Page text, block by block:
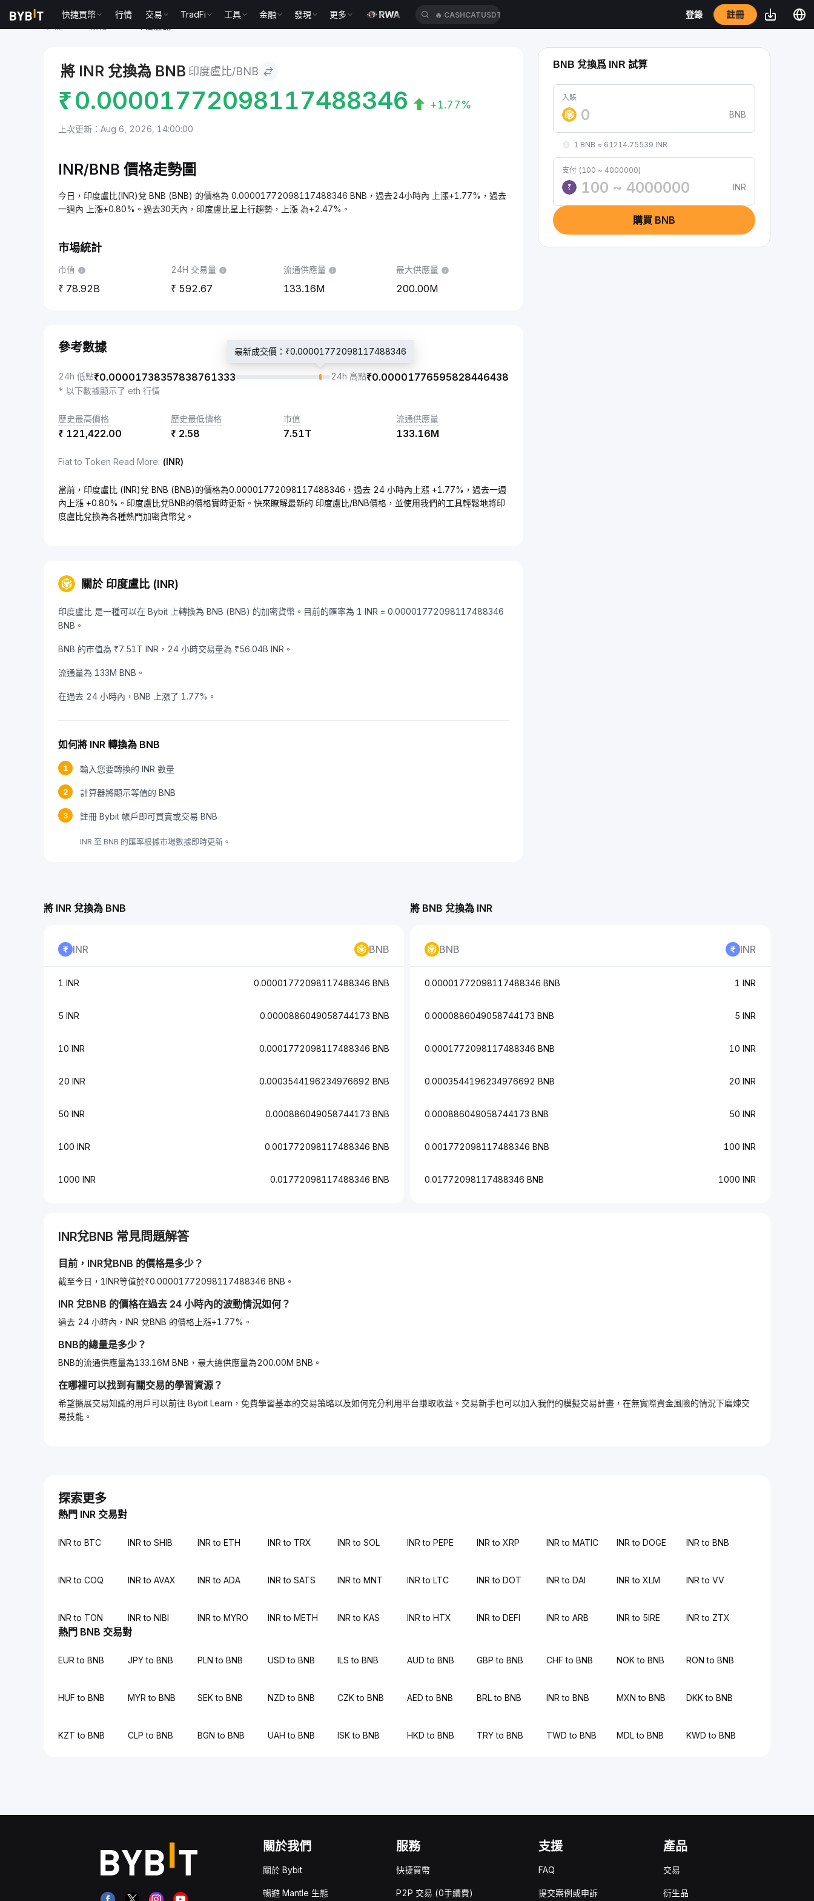
快捷買幣 行情 交易 TradFi 工具 金融 發現 更多 🔥 CASHCATUSDT 登錄 註冊
將 INR 兌換為 BNB 印度盧比/BNB
₹0.00001772098117488346 +1.77%
上次更新：Aug 6, 2026, 14:00:00
INR/BNB 價格走勢圖
今日，印度盧比(INR)兌 BNB (BNB) 的價格為 0.00001772098117488346 BNB，過去24小時內 上漲+1.77%，過去
一週內 上漲+0.80%。過去30天內，印度盧比呈上行趨勢，上漲 為+2.47%。
市場統計
市值
78.92B
24H 交易量
592.67
流通供應量
133.16M
最大供應量
200.00M
參考數據
24h 低點₹0.00001738357838761333
最新成交價：₹0.00001772098117488346
24h 高點₹0.00001776595828446438
* 以下數據顯示了 eth 行情
歷史最高價格
₹ 121,422.00
歷史最低價格
₹ 2.58
市值
7.51T
流通供應量
133.16M
Fiat to Token Read More: (INR)
當前，印度盧比 (INR)兌 BNB (BNB)的價格為0.00001772098117488346，過去 24 小時內上漲 +1.77%，過去一週
內上漲 +0.80%。印度盧比兌BNB的價格實時更新。快來瞭解最新的 印度盧比/BNB價格，並使用我們的工具輕鬆地將印
度盧比兌換為各種熱門加密貨幣兌。
關於 印度盧比 (INR)
印度盧比 是一種可以在 Bybit 上轉換為 BNB (BNB) 的加密貨幣。目前的匯率為 1 INR = 0.00001772098117488346
BNB。
BNB 的市值為 ₹7.51T INR，24 小時交易量為 ₹56.04B INR。
流通量為 133M BNB。
在過去 24 小時內，BNB 上漲了 1.77%。
如何將 INR 轉換為 BNB
1 輸入您要轉換的 INR 數量
2 計算器將顯示等值的 BNB
3 註冊 Bybit 帳戶即可買賣或交易 BNB
INR 至 BNB 的匯率根據市場數據即時更新。
BNB 兌換爲 INR 試算
入賬
BNB
1 BNB ≈ 61214.75539 INR
支付 (100 ~ 4000000)
₹
INR
購買 BNB
將 BNB 兌換為 INR
BNB INR
0.00001772098117488346 BNB 1 INR
0.0000886049058744173 BNB 5 INR
0.0001772098117488346 BNB 10 INR
0.0003544196234976692 BNB 20 INR
0.000886049058744173 BNB 50 INR
0.001772098117488346 BNB 100 INR
0.01772098117488346 BNB 1000 INR
將 INR 兌換為 BNB
INR BNB
1 INR 0.00001772098117488346 BNB
5 INR 0.0000886049058744173 BNB
10 INR 0.0001772098117488346 BNB
20 INR 0.0003544196234976692 BNB
50 INR 0.000886049058744173 BNB
100 INR 0.001772098117488346 BNB
1000 INR 0.01772098117488346 BNB
INR兌BNB 常見問題解答
目前， INR兌BNB 的價格是多少？
截至今日，1INR等值於₹0.00001772098117488346 BNB。
INR 兌BNB 的價格在過去 24 小時內的波動情況如何？
過去 24 小時內，INR 兌BNB 的價格上漲+1.77%。
BNB的總量是多少？
BNB的流通供應量為133.16M BNB，最大總供應量為200.00M BNB。
在哪裡可以找到有關交易的學習資源？
希望擴展交易知識的用戶可以前往 Bybit Learn，免費學習基本的交易策略以及如何充分利用平台賺取收益。交易新手也可以加入我們的模擬交易計畫，在無實際資金風險的情況下磨煉交
易技能。
探索更多
熱門 INR 交易對
INR to BTC INR to SHIB INR to ETH INR to TRX INR to SOL INR to PEPE INR to XRP INR to MATIC INR to DOGE INR to BNB
INR to COQ INR to AVAX INR to ADA INR to SATS INR to MNT INR to LTC INR to DOT INR to DAI INR to XLM INR to VV
INR to TON INR to NIBI INR to MYRO INR to METH INR to KAS INR to HTX INR to DEFI INR to ARB INR to 5IRE INR to ZTX
熱門 BNB 交易對
EUR to BNB JPY to BNB PLN to BNB USD to BNB ILS to BNB AUD to BNB GBP to BNB CHF to BNB NOK to BNB RON to BNB
HUF to BNB MYR to BNB SEK to BNB NZD to BNB CZK to BNB AED to BNB BRL to BNB INR to BNB MXN to BNB DKK to BNB
KZT to BNB CLP to BNB BGN to BNB UAH to BNB ISK to BNB HKD to BNB TRY to BNB TWD to BNB MDL to BNB KWD to BNB
關於我們
關於 Bybit
暢遊 Mantle 生態
服務
快捷買幣
P2P 交易 (0手續費)
支援
FAQ
提交案例或申訴
產品
交易
衍生品